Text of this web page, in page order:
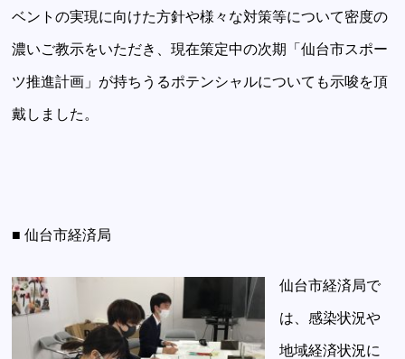
ベントの実現に向けた方針や様々な対策等について密度の
濃いご教示をいただき、現在策定中の次期「仙台市スポー
ツ推進計画」が持ちうるポテンシャルについても示唆を頂
戴しました。
■ 仙台市経済局
仙台市経済局で
は、感染状況や
地域経済状況に